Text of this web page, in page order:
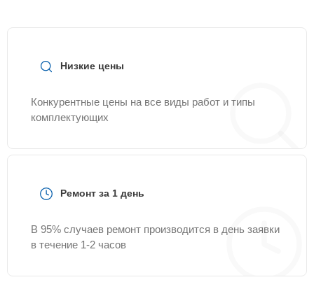
Низкие цены
Конкурентные цены на все виды работ и типы
комплектующих
Ремонт за 1 день
В 95% случаев ремонт производится в день заявки
в течение 1-2 часов